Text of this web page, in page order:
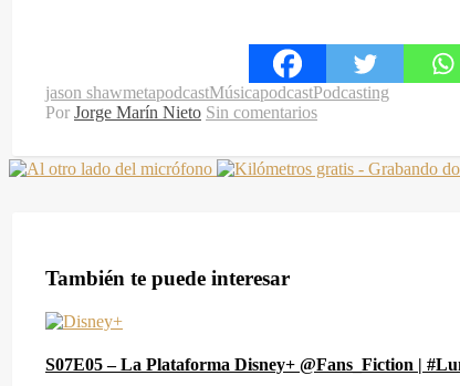
jason shawmetapodcastMúsicapodcastPodcasting
Por Jorge Marín Nieto Sin comentarios
También te puede interesar
S07E05 – La Plataforma Disney+ @Fans_Fiction |